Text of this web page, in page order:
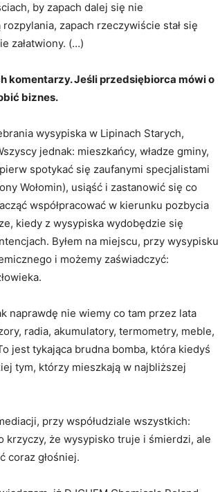
by zapach dalej się nie
zapach rzeczywiście stał się
załatwiony. (…)
komentarzy. Jeśli przedsiębiorca mówi o
biznes.
wysypiska w Lipinach Starych,
jednak: mieszkańcy, władze gminy,
spotykać się zaufanymi specjalistami
Wołomin), usiąść i zastanowić się co
współpracować w kierunku pozbycia
kiedy z wysypiska wydobędzie się
Byłem na miejscu, przy wysypisku
i możemy zaświadczyć:
naprawdę nie wiemy co tam przez lata
radia, akumulatory, termometry, meble,
jest tykająca brudna bomba, która kiedyś
tym, którzy mieszkają w najbliższej
przy współudziale wszystkich:
krzyczy, że wysypisko truje i śmierdzi, ale
coraz głośniej.